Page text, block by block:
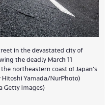
in the devastated city of
the deadly March 11
northeastern coast of Japan's
Yamada/NurPhoto)
Getty Images)